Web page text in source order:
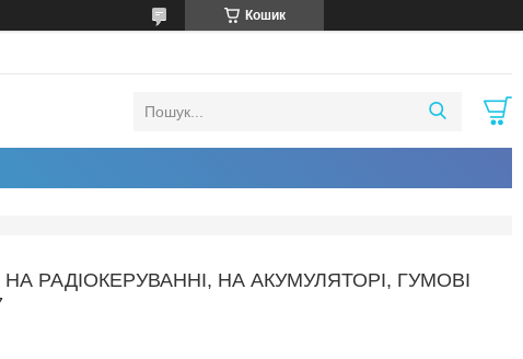
Кошик
РАДІОКЕРУВАННІ, НА АКУМУЛЯТОРІ, ГУМОВІ